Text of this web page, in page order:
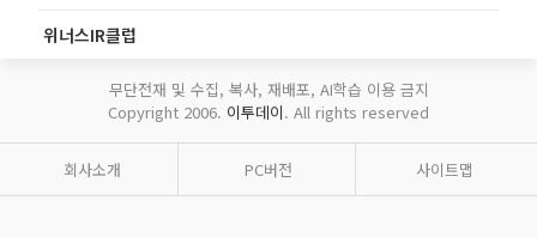
위너스IR클럽
무단전재 및 수집, 복사, 재배포, AI학습 이용 금지
Copyright 2006. 이투데이. All rights reserved
회사소개 PC버전 사이트맵